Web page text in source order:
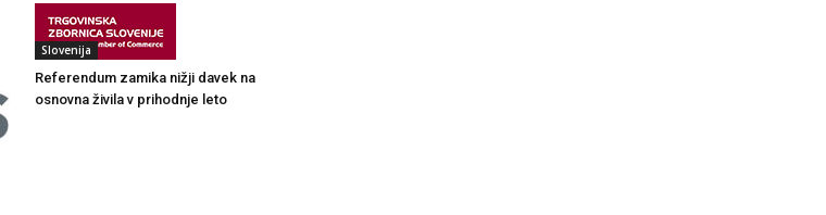
Slovenija
Referendum zamika nižji davek na
osnovna živila v prihodnje leto